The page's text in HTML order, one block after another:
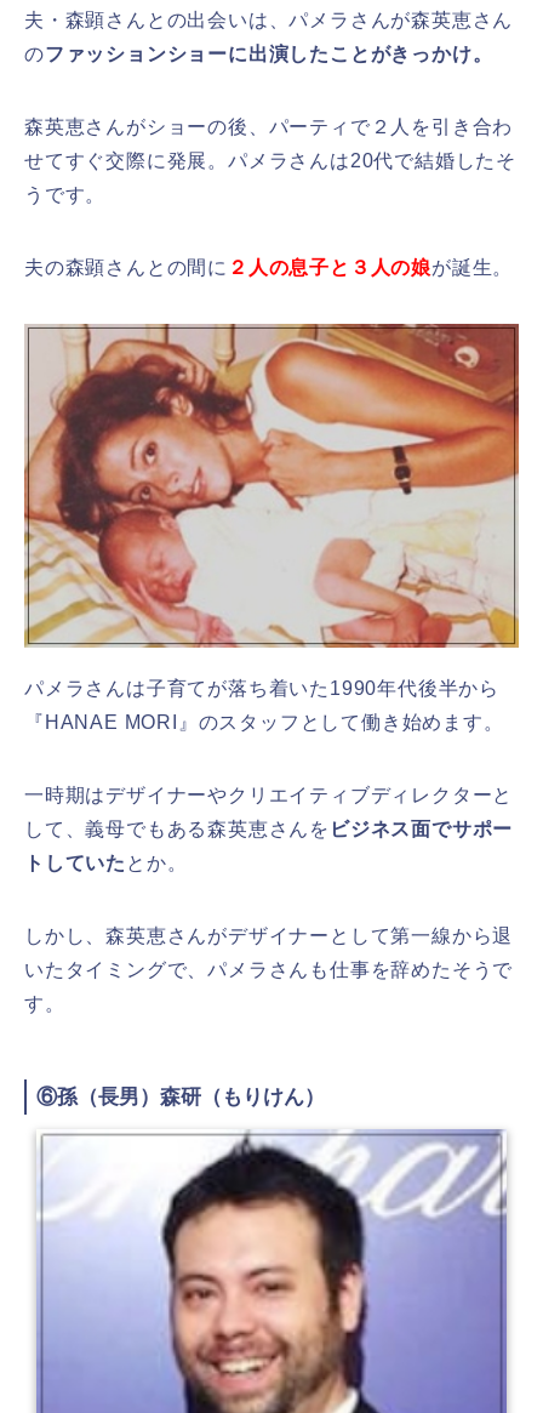
夫・森顕さんとの出会いは、パメラさんが森英恵さん
のファッションショーに出演したことがきっかけ。
森英恵さんがショーの後、パーティで２人を引き合わ
せてすぐ交際に発展。パメラさんは20代で結婚したそ
うです。
夫の森顕さんとの間に ２人の息子と３人の娘が誕生。
パメラさんは子育てが落ち着いた1990年代後半から
『HANAE MORI』のスタッフとして働き始めます。
一時期はデザイナーやクリエイティブディレクターと
して、義母でもある森英恵さんを ビジネス面でサポー
トしていた とか。
しかし、森英恵さんがデザイナーとして第一線から退
いたタイミングで、パメラさんも仕事を辞めたそうで
す。
⑥孫（長男）森研（もりけん）